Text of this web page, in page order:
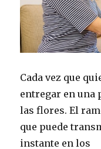
Cada vez que
entregar en una
las flores. El
que puede
instante en los